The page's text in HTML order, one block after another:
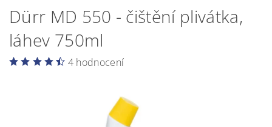
Dürr MD 550 - čištění plivátka,
láhev 750ml
4 hodnocení